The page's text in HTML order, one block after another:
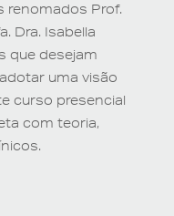
renomados Prof.
Dra. Isabella
que desejam
uma visão
curso presencial
com teoria,